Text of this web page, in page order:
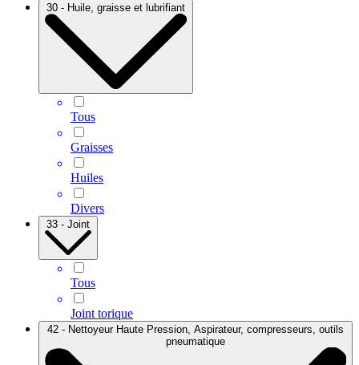
30 - Huile, graisse et lubrifiant
Tous
Graisses
Huiles
Divers
33 - Joint
Tous
Joint torique
42 - Nettoyeur Haute Pression, Aspirateur, compresseurs, outils
pneumatique